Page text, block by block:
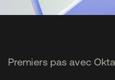
Premiers pas avec Okta